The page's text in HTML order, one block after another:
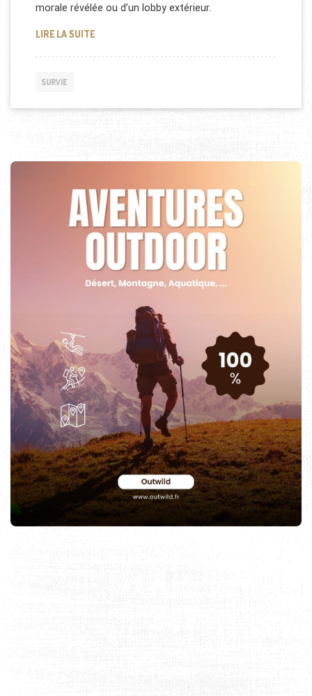
morale révélée ou d’un lobby extérieur.
LIRE LA SUITELES ERREURS EN AUTONOMIE
SURVIE